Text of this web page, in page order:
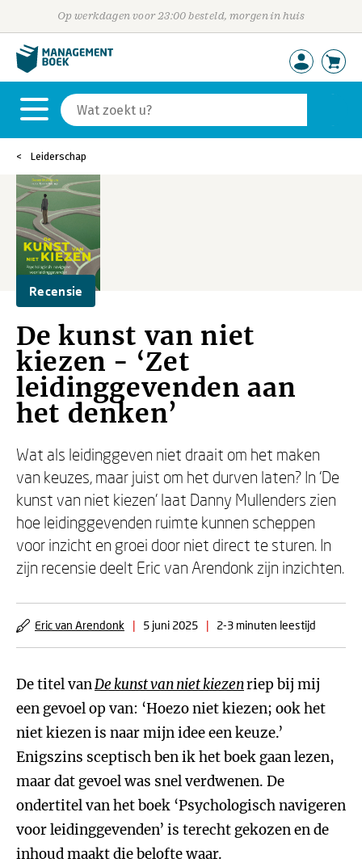
Op werkdagen voor 23:00 besteld, morgen in huis
Leiderschap
Recensie
De kunst van niet
kiezen - ‘Zet
leidinggevenden aan
het denken’
Wat als leidinggeven niet draait om het maken
van keuzes, maar juist om het durven laten? In ‘De
kunst van niet kiezen’ laat Danny Mullenders zien
hoe leidinggevenden ruimte kunnen scheppen
voor inzicht en groei door niet direct te sturen. In
zijn recensie deelt Eric van Arendonk zijn inzichten.
Eric van Arendonk | 5 juni 2025 | 2-3 minuten leestijd
De titel vanDe kunst van niet kiezenriep bij mij
een gevoel op van: ‘Hoezo niet kiezen; ook het
niet kiezen is naar mijn idee een keuze.’
Enigszins sceptisch ben ik het boek gaan lezen,
maar dat gevoel was snel verdwenen. De
ondertitel van het boek ‘Psychologisch navigeren
voor leidinggevenden’ is terecht gekozen en de
inhoud maakt die belofte waar.